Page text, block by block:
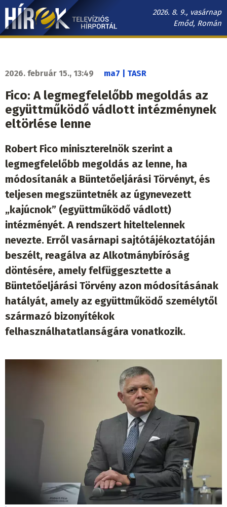
Ugrás
tartalomra
2026. 8. 9., vasárnap
Emőd, Román
Hírek.sk
2026. február 15., 13:49 ma7 | TASR
Fico: A legmegfelelőbb megoldás az
együttműködő vádlott intézménynek
eltörlése lenne
Robert Fico miniszterelnök szerint a
legmegfelelőbb megoldás az lenne, ha
módosítanák a Büntetőeljárási Törvényt, és
teljesen megszüntetnék az úgynevezett
„kajúcnok” (együttműködő vádlott)
intézményét. A rendszert hiteltelennek
nevezte. Erről vasárnapi sajtótájékoztatóján
beszélt, reagálva az Alkotmánybíróság
döntésére, amely felfüggesztette a
Büntetőeljárási Törvény azon módosításának
hatályát, amely az együttműködő személytől
származó bizonyítékok
felhasználhatatlanságára vonatkozik.